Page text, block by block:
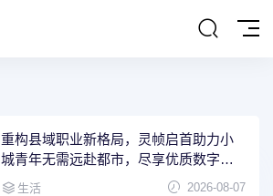
重构县域职业新格局，灵帧启首助力小
城青年无需远赴都市，尽享优质数字事
业
生活 2026-08-07